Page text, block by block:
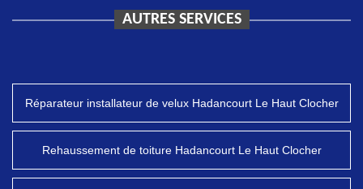
AUTRES SERVICES
Réparateur installateur de velux Hadancourt Le Haut Clocher
Rehaussement de toiture Hadancourt Le Haut Clocher